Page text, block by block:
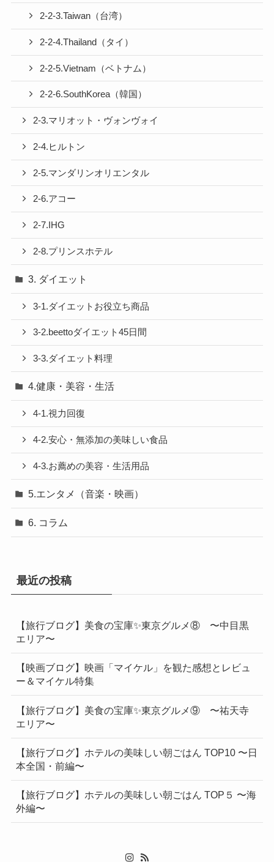
2-2-3.Taiwan（台湾）
2-2-4.Thailand（タイ）
2-2-5.Vietnam（ベトナム）
2-2-6.SouthKorea（韓国）
2-3.マリオット・ヴォンヴォイ
2-4.ヒルトン
2-5.マンダリンオリエンタル
2-6.アコー
2-7.IHG
2-8.プリンスホテル
3. ダイエット
3-1.ダイエットお役立ち商品
3-2.beettoダイエット45日間
3-3.ダイエット料理
4.健康・美容・生活
4-1.視力回復
4-2.安心・無添加の美味しい食品
4-3.お薦めの美容・生活用品
5.エンタメ（音楽・映画）
6. コラム
最近の投稿
【旅行ブログ】美食の宝庫✨東京グルメ⑧ 〜中目黒
エリア〜
【映画ブログ】映画「マイケル」を観た感想とレビュ
ー＆マイケル特集
【旅行ブログ】美食の宝庫✨東京グルメ⑨ 〜祐天寺
エリア〜
【旅行ブログ】ホテルの美味しい朝ごはん TOP10 〜日
本全国・前編〜
【旅行ブログ】ホテルの美味しい朝ごはん TOP５ 〜海
外編〜